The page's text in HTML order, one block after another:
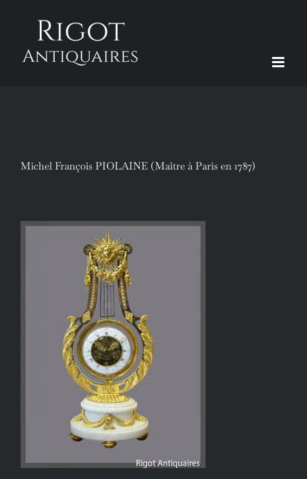
contenu
Michel François PIOLAINE (Maître à Paris en 1787)